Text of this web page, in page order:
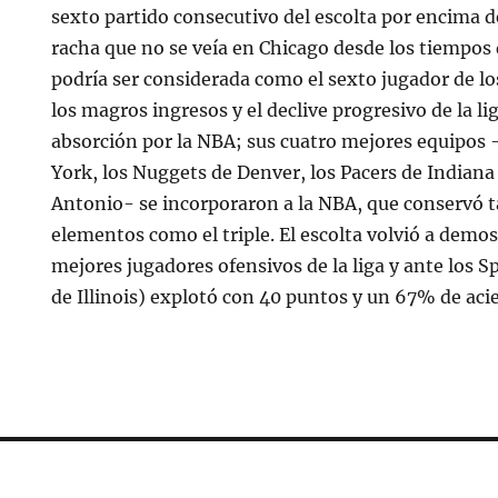
sexto partido consecutivo del escolta por encima
racha que no se veía en Chicago desde los
podría ser considerada como el sexto jugador de
los magros ingresos y el declive progresivo de la
absorción por la NBA; sus cuatro mejores equipos
York, los Nuggets de Denver, los Pacers de
Antonio- se incorporaron a la NBA, que conservó
elementos como el triple. El escolta volvió a
mejores jugadores ofensivos de la liga y ante los
de Illinois) explotó con 40 puntos y un 67% de